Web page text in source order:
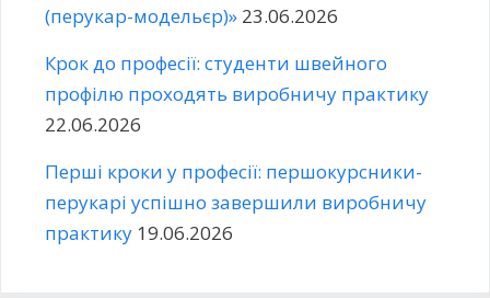
(перукар-модельєр)» 23.06.2026
Крок до професії: студенти швейного
профілю проходять виробничу практику
22.06.2026
Перші кроки у професії: першокурсники-
перукарі успішно завершили виробничу
практику 19.06.2026